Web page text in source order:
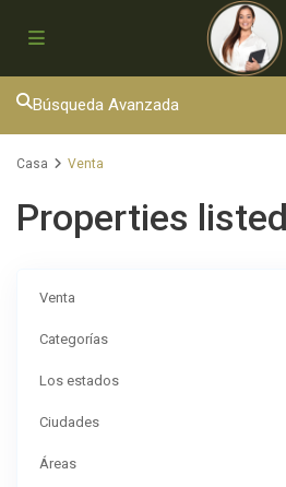
Búsqueda Avanzada
Casa Venta
Properties
Venta
Categorías
Los estados
Ciudades
Áreas
Ciudad